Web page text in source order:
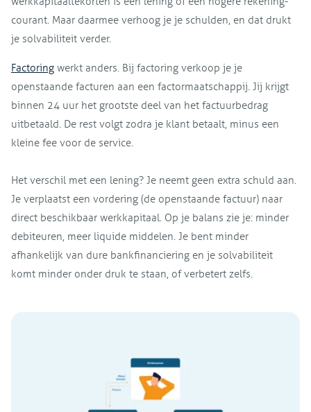
courant. Maar daarmee verhoog je je schulden, en dat drukt
je solvabiliteit verder.
Factoring werkt anders. Bij factoring verkoop je je
openstaande facturen aan een factormaatschappij. Jij krijgt
binnen 24 uur het grootste deel van het factuurbedrag
uitbetaald. De rest volgt zodra je klant betaalt, minus een
kleine fee voor de service.
Het verschil met een lening? Je neemt geen extra schuld aan.
Je verplaatst een vordering (de openstaande factuur) naar
direct beschikbaar werkkapitaal. Op je balans zie je: minder
debiteuren, meer liquide middelen. Je bent minder
afhankelijk van dure bankfinanciering en je solvabiliteit
komt minder onder druk te staan, of verbetert zelfs.